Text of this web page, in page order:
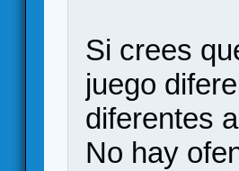
Si crees
juego
diferentes
No hay